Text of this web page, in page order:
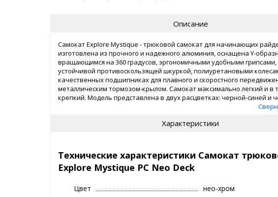
Описание
Самокат Explore Mystique - трюковой самокат для начинающих
изготовлена из прочного и надежного алюминия, оснащена Y-
вращающимся на 360 градусов, эргономичными удобными грипсами,
устойчивой противоскользящей шкуркой, полиуретановыми
качественных подшипниках для плавного и скоростного
металлическим тормозом-крылом. Самокат максимально легкий и в
крепкий. Модель представлена в двух расцветках: черной-синей и
Характеристики
Технические характеристики Самокат
Explore Mystique PC Neo Deck
Цвет
нео-хром